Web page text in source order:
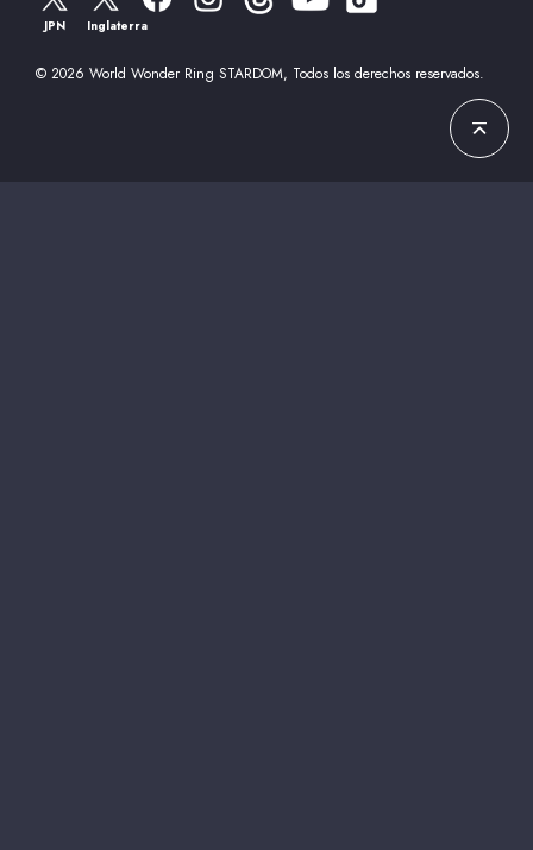
JPN Inglaterra
© 2026 World Wonder Ring STARDOM, Todos los derechos reservados.